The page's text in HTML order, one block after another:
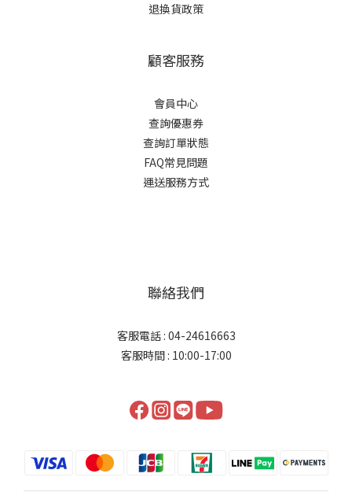
退換貨政策
顧客服務
會員中心
查詢優惠券
查詢訂單狀態
FAQ常見問題
運送服務方式
聯絡我們
客服電話 : 04-24616663
客服時間 : 10:00-17:00